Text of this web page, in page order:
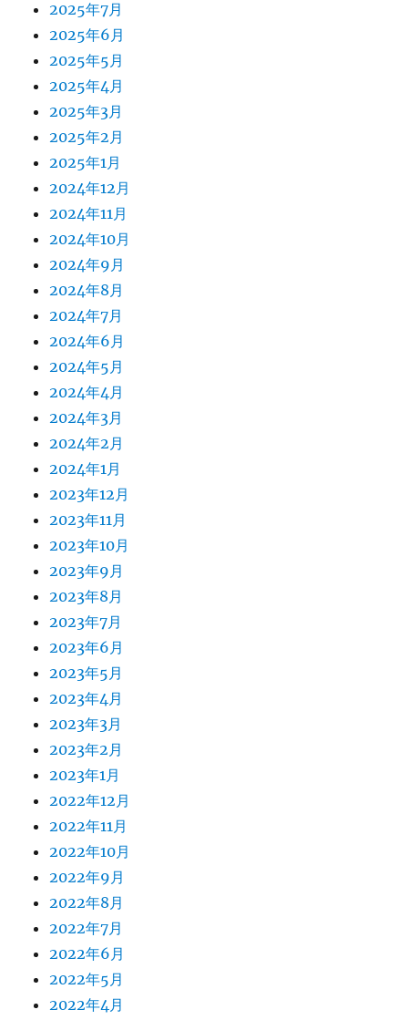
2025年7月
2025年6月
2025年5月
2025年4月
2025年3月
2025年2月
2025年1月
2024年12月
2024年11月
2024年10月
2024年9月
2024年8月
2024年7月
2024年6月
2024年5月
2024年4月
2024年3月
2024年2月
2024年1月
2023年12月
2023年11月
2023年10月
2023年9月
2023年8月
2023年7月
2023年6月
2023年5月
2023年4月
2023年3月
2023年2月
2023年1月
2022年12月
2022年11月
2022年10月
2022年9月
2022年8月
2022年7月
2022年6月
2022年5月
2022年4月